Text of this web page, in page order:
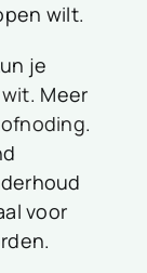
wilt.
je
. Meer
.
voor